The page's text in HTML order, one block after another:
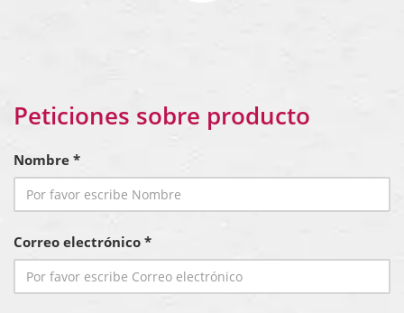
Peticiones sobre producto
Nombre *
Correo electrónico *